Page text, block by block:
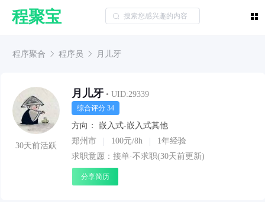
程聚宝
程序聚合 程序员 月儿牙
30天前活跃
月儿牙 • UID:29339
综合评分 34
方向： 嵌入式-嵌入式其他
郑州市
100元/8h
1年经验
求职意愿：接单·不求职(30天前更新)
分享简历